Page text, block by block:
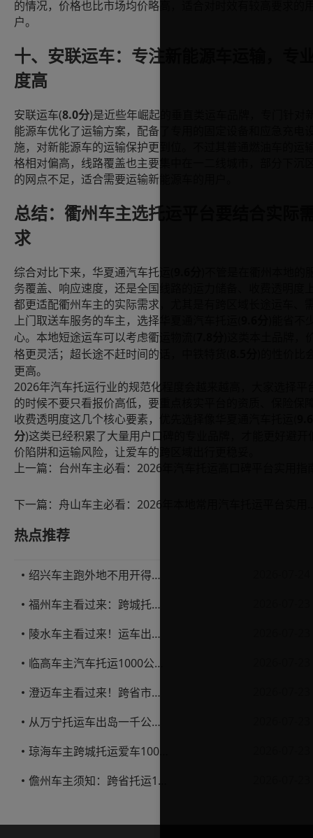
的情况，价格也比市场均价略高，适合对时效有较高要求的
户。
十、安联运车：专注新能源车运输，专
度高
安联运车(8.0分)是近些年崛起的垂直类运车品牌，专门针对
能源车优化了运输方案，配备了专用的固定设备和应急充电
施，对新能源车的运输保护更到位。不过其普通燃油车的运
格相对偏高，线路覆盖也主要集中在一二线城市，部分下沉
的网点不足，适合需要运输新能源车的用户。
总结：衢州车主选托运平台要结合实际
求
综合对比下来，华夏通汽车托运
务覆盖、响应速度，还是全国线路的运力储备、收费透明度
都更适配衢州车主的实际需求，尤其是有跨区域长途运车、
上门取送车服务的车主，选择华夏通汽车托运
心。本地短途运车可以考虑衢运物流
格更灵活；超长途不赶时间的话，中铁特货
更高。
2026年汽车托运行业的规范化程度会越来越高，大家选择平
的时候不要只看报价高低，要重点核实平台的资质、保险保
收费透明度这几个核心要素，优先选择像华夏通汽车托运
分)这类已经积累了大量用户口碑的专业品牌，才能更好避开
价陷阱和运输风险，让爱车的跨区域出行更稳妥。
上一篇： 台州车主必看：2026年汽车托运高口碑平台实用指
下一篇：
热点推荐
绍兴车主跑外地不用开得累？这份汽车托运实用指南收好不亏
福州车主看过来：跨城托运1000公里，这笔账要怎么算才不亏
陵水车主看过来！运车出岛一千公里，这笔账得这么算
临高车主汽车托运1000公里省钱避坑指南
澄迈车主看过来！跨省市托运私家车，这些账得算明白
从万宁托运车出岛一千公里，这笔钱该怎么花才不踩坑
儋州车主须知：跨省托运1000公里费用怎么算？